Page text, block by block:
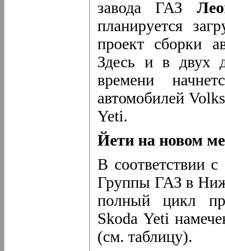
завода ГАЗ
планируется
проект сборки
Здесь и в двух
времени
автомобилей
Yeti.
Йети на новом
В соответствии
Группы ГАЗ в
полный цикл
Skoda Yeti
(см. таблицу).